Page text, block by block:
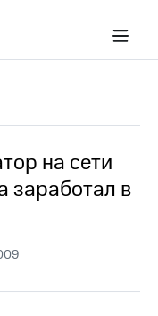
на сети
заработал в